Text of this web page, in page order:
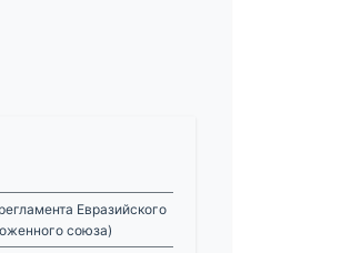
Евразийского
союза)